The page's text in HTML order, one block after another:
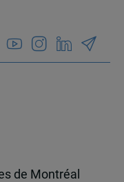
de Montréal